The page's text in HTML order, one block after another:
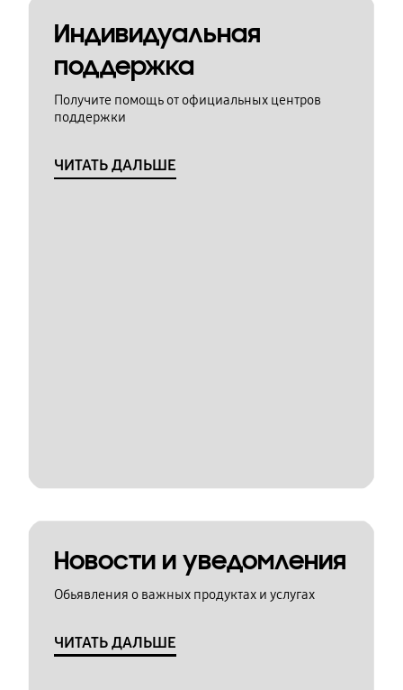
Индивидуальная
поддержка
Получите помощь от официальных центров
поддержки
ЧИТАТЬ ДАЛЬШЕ
Новости и уведомления
Обьявления о важных продуктах и услугах
ЧИТАТЬ ДАЛЬШЕ